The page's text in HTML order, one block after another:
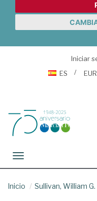
Iniciar
ES
EUR
Toggle navigation
Inicio Sullivan, William G.